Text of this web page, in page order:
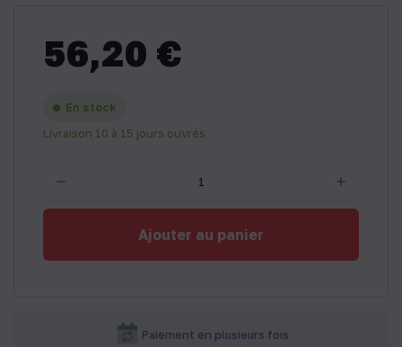
56,20 €
En stock
Livraison 10 à 15 jours ouvrés
Ajouter au panier
Paiement en plusieurs fois